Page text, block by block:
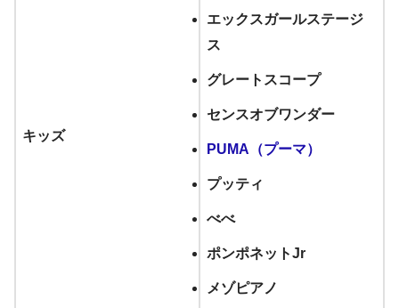
キッズ
エックスガールステージ
ス
グレートスコープ
センスオブワンダー
PUMA（プーマ）
プッティ
べべ
ポンポネットJr
メゾピアノ